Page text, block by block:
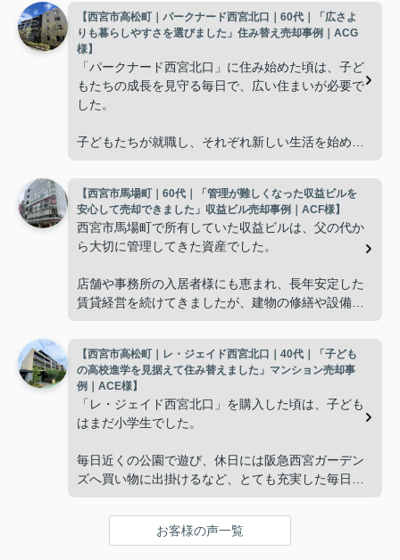
【西宮市高松町｜パークナード西宮北口｜60代｜「広さよ
りも暮らしやすさを選びました」住み替え売却事例｜ACG
様】
「パークナード西宮北口」に住み始めた頃は、子ど
もたちの成長を見守る毎日で、広い住まいが必要で
した。
子どもたちが就職し、それぞれ新しい生活を始める
使わない部屋が増え、
「今の私たちには少し広すぎるね。」
掃除や管理の負担も考え、夫婦二人にちょうど良い
インフィニティエステートさんへ相談すると、「パ
ークナード西宮北口」の査定だけでなく、住み替え
先とのスケジュールや資金計画まで丁寧にサポート
してくださいました。
販売活動では、西宮北口駅へのアクセス、阪急西宮
ガーデンズ、医療機関や買い物施設など、将来も安
した。
【西宮市馬場町｜60代｜「管理が難しくなった収益ビルを
安心して売却できました」収益ビル売却事例｜ACF様】
西宮市馬場町で所有していた収益ビルは、父の代か
ら大切に管理してきた資産でした。
店舗や事務所の入居者様にも恵まれ、長年安定した
賃貸経営を続けてきましたが、建物の修繕や設備更
子どもたちはそれぞれ別の仕事に就いており、
「将来、このビルの管理を任せるのは難しいかもし
れない。」
と家族で話し合うようになりました。
インフィニティエステートさんへ相談すると、収益
投資家向けの販売方法をご提案いただきました。
【西宮市高松町｜レ・ジェイド西宮北口｜40代｜「子ども
の高校進学を見据えて住み替えました」マンション売却事
例｜ACE様】
「レ・ジェイド西宮北口」を購入した頃は、子ども
はまだ小学生でした。
毎日近くの公園で遊び、休日には阪急西宮ガーデン
ズへ買い物に出掛けるなど、とても充実した毎日を
年月が経ち、子どもが高校進学を意識する年齢にな
お客様の声一覧